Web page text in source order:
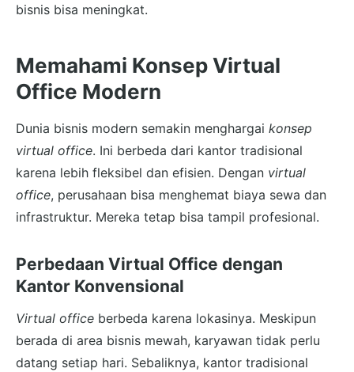
bisnis bisa meningkat.
Memahami Konsep Virtual
Office Modern
Dunia bisnis modern semakin menghargai konsep
virtual office. Ini berbeda dari kantor tradisional
karena lebih fleksibel dan efisien. Dengan virtual
office, perusahaan bisa menghemat biaya sewa dan
infrastruktur. Mereka tetap bisa tampil profesional.
Perbedaan Virtual Office dengan
Kantor Konvensional
Virtual office berbeda karena lokasinya. Meskipun
berada di area bisnis mewah, karyawan tidak perlu
datang setiap hari. Sebaliknya, kantor tradisional